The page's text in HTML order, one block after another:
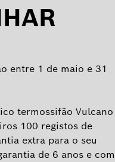
entre 1 de maio e 31
termossifão Vulcano
100 registos de
extra para o seu
de 6 anos e com